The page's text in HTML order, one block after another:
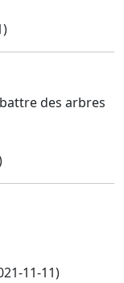
des arbres
11-11)